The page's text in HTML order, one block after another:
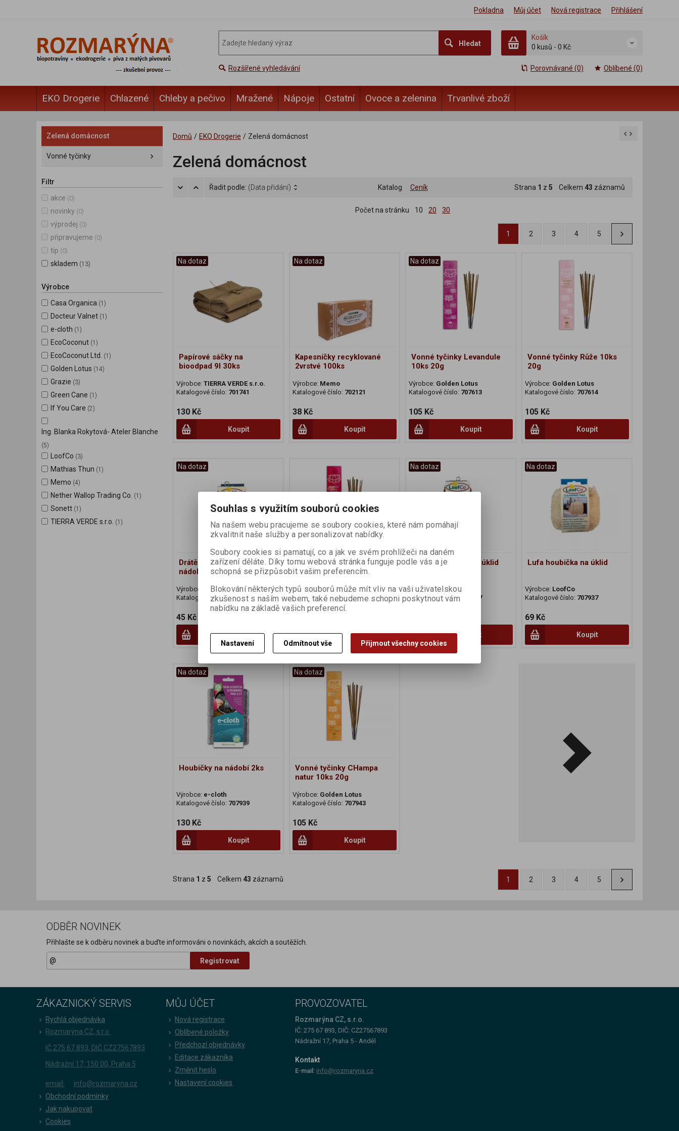
Pokladna Můj účet Nová registrace Přihlášení
Hledat
Košík
0 kusů - 0 Kč
Rozšířené vyhledávání Porovnávané (0) Oblíbené (0)
EKO Drogerie Chlazené Chleby a pečivo Mražené Nápoje Ostatní Ovoce a zelenina Trvanlivé zboží
Zelená domácnost
Vonné tyčinky
Filtr
akce (0)
novinky (0)
výprodej (0)
připravujeme (0)
tip (0)
skladem (13)
Výrobce
Casa Organica (1)
Docteur Valnet (1)
e-cloth (1)
EcoCoconut (1)
EcoCoconut Ltd. (1)
Golden Lotus (14)
Grazie (3)
Green Cane (1)
If You Care (2)
Ing. Blanka Rokytová- Ateler Blanche
(5)
LoofCo (3)
Mathias Thun (1)
Memo (4)
Nether Wallop Trading Co. (1)
Sonett (1)
TIERRA VERDE s.r.o. (1)
Domů / EKO Drogerie / Zelená domácnost
Zelená domácnost
Řadit podle: (Data přidání) Katalog Ceník Strana 1 z 5 Celkem 43 záznamů
Počet na stránku 10 20 30
1 2 3 4 5
Na dotaz
Papírové sáčky na
bioodpad 9l 30ks
Výrobce: TIERRA VERDE s.r.o.
Katalogové číslo: 701741
130 Kč
Koupit
Na dotaz
Kapesníčky recyklované
2vrstvé 100ks
Výrobce: Memo
Katalogové číslo: 702121
38 Kč
Koupit
Na dotaz
Vonné tyčinky Levandule
10ks 20g
Výrobce: Golden Lotus
Katalogové číslo: 707613
105 Kč
Koupit
Vonné tyčinky Růže 10ks
20g
Výrobce: Golden Lotus
Katalogové číslo: 707614
105 Kč
Koupit
Na dotaz
Drátěnka kokosová na
nádobí
Výrobce:
LoofCo
Katalogové číslo:707809
45 Kč
Koupit
Vonné tyčinky Božské 10ks
20g
Výrobce:Golden Lotus
Katalogové číslo: 707899
Koupit
Na dotaz
Kartáč kokosový na úklid
Výrobce:LoofCo
Katalogové číslo:
006427
Koupit
Na dotaz
Lufa houbička na úklid
Výrobce: LoofCo
Katalogové číslo: 707937
69 Kč
Koupit
Na dotaz
Houbičky na nádobí 2ks
Výrobce: e-cloth
Katalogové číslo: 707939
130 Kč
Koupit
Na dotaz
Vonné tyčinky CHampa
natur 10ks 20g
Výrobce: Golden Lotus
Katalogové číslo: 707943
105 Kč
Koupit
Strana 1 z 5 Celkem 43 záznamů 1 2 3 4 5
ODBĚR NOVINEK
Přihlašte se k odběru novinek a buďte informováni o novinkách, akcích a soutěžích.
Registrovat
ZÁKAZNICKÝ SERVIS
Rychlá objednávka
Rozmarýna CZ, s.r.o.
IČ 275 67 893, DIČ CZ27567893
Nádražní 17, 150 00, Praha 5
email:
info@rozmaryna.cz
Obchodní podmínky
Jak nakupovat
Cookies
MŮJ ÚČET
Nová registrace
Oblíbené položky
Předchozí objednávky
Editace zákazníka
Změnit heslo
Nastavení cookies
PROVOZOVATEL
Rozmarýna CZ, s.r.o.
IČ: 275 67 893, DIČ: CZ27567893
Nádražní 17, Praha 5 - Anděl
Kontakt
E-mail: info@rozmaryna.cz
Souhlas s využitím souborů cookies
Na našem webu pracujeme se soubory cookies, které nám pomáhají
zkvalitnit naše služby a personalizovat nabídky.
Soubory cookies si pamatují, co a jak ve svém prohlížeči na daném
zařízení děláte. Díky tomu webová stránka funguje podle vás a je
schopná se přizpůsobit vašim preferencím.
Blokování některých typů souborů může mít vliv na vaši uživatelskou
zkušenost s naším webem, také nebudeme schopni poskytnout vám
nabídku na základě vašich preferencí.
Nastavení Odmítnout vše Přijmout všechny cookies